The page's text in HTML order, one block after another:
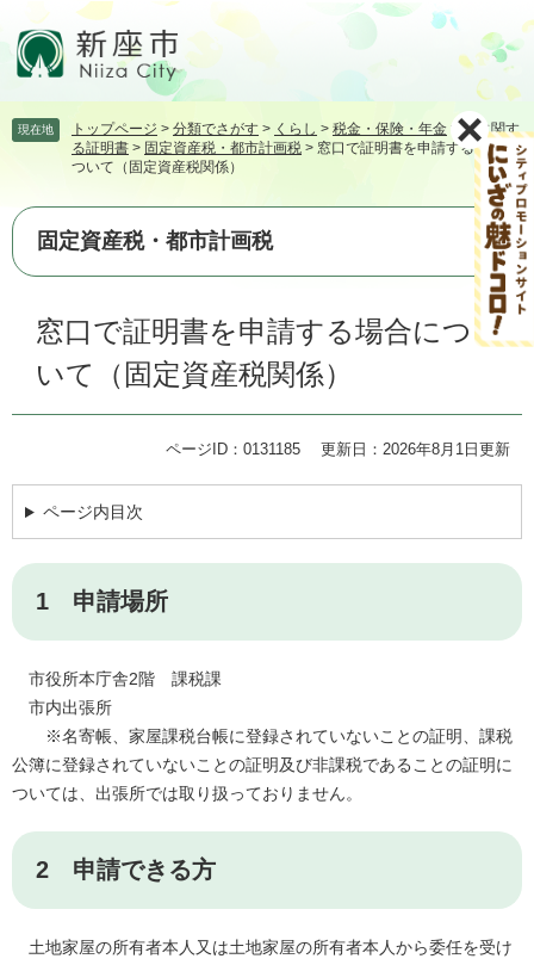
頭飛
て
文
現在地 トップページ > 分類でさがす > くらし > 税金・保険・年金 >税に関す
る証明書 > 固定資産税・都市計画税 > 窓口で証明書を申請する場合に
ついて（固定資産税関係）
固定資産税・都市計画税
窓口で証明書を申請する場合につ
いて（固定資産税関係）
ページID：0131185 更新日：2026年8月1日更新
ページ内目次
1 申請場所
市役所本庁舎2階 課税課
市内出張所
※名寄帳、家屋課税台帳に登録されていないことの証明、課税
公簿に登録されていないことの証明及び非課税であることの証明に
ついては、出張所では取り扱っておりません。
2 申請できる方
土地家屋の所有者本人又は土地家屋の所有者本人から委任を受け